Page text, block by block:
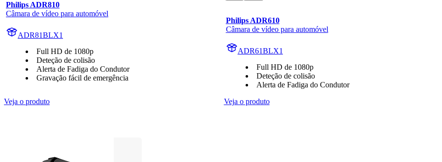
Philips ADR810
Câmara de vídeo para automóvel
ADR81BLX1
Full HD de 1080p
Deteção de colisão
Alerta de Fadiga do Condutor
Gravação fácil de emergência
Veja o produto
Philips ADR610
Câmara de vídeo para automóvel
ADR61BLX1
Full HD de 1080p
Deteção de colisão
Alerta de Fadiga do Condutor
Veja o produto